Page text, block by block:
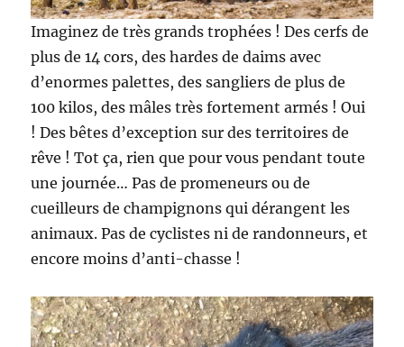
Imaginez de très grands trophées ! Des cerfs de
plus de 14 cors, des hardes de daims avec
d’enormes palettes, des sangliers de plus de
100 kilos, des mâles très fortement armés ! Oui
! Des bêtes d’exception sur des territoires de
rêve ! Tot ça, rien que pour vous pendant toute
une journée… Pas de promeneurs ou de
cueilleurs de champignons qui dérangent les
animaux. Pas de cyclistes ni de randonneurs, et
encore moins d’anti-chasse !